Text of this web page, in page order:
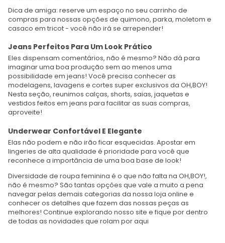
Dica de amiga: reserve um espaço no seu carrinho de
compras para nossas opções de quimono, parka, moletom e
casaco em tricot - você não irá se arrepender!
Jeans Perfeitos Para Um Look Prático
Eles dispensam comentários, não é mesmo? Não dá para
imaginar uma boa produção sem ao menos uma
possibilidade em jeans! Você precisa conhecer as
modelagens, lavagens e cortes super exclusivos da OH,BOY!
Nesta seção, reunimos calças, shorts, saias, jaquetas e
vestidos feitos em jeans para facilitar as suas compras,
aproveite!
Underwear Confortável E Elegante
Elas não podem e não irão ficar esquecidas. Apostar em
lingeries de alta qualidade é prioridade para você que
reconhece a importância de uma boa base de look!
Diversidade de roupa feminina é o que não falta na OH,BOY!,
não é mesmo? São tantas opções que vale a muito a pena
navegar pelas demais categorias da nossa loja online e
conhecer os detalhes que fazem das nossas peças as
melhores! Continue explorando nosso site e fique por dentro
de todas as novidades que rolam por aqui